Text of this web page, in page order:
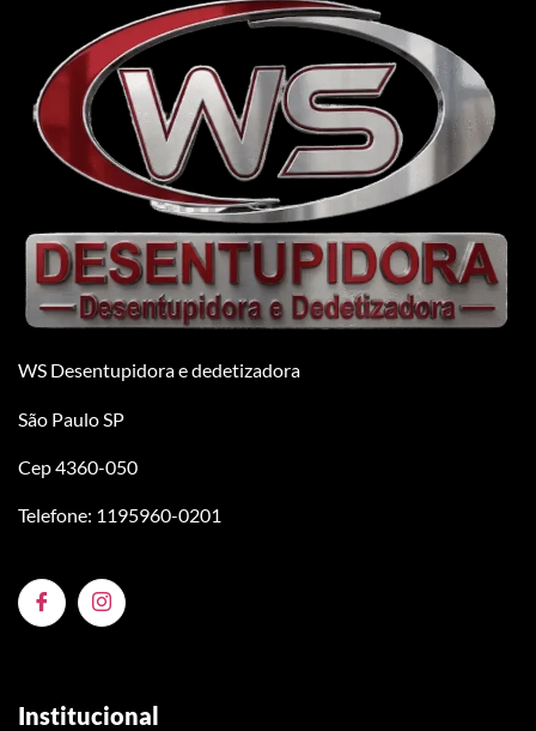
WS Desentupidora e dedetizadora
São Paulo SP
Cep 4360-050
Telefone: 1195960-0201
Institucional